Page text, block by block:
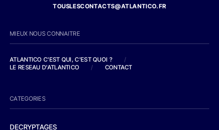
TOUSLESCONTACTS@ATLANTICO.FR
MIEUX NOUS CONNAITRE
ATLANTICO C'EST QUI, C'EST QUOI ?
/
LE RESEAU D'ATLANTICO
/ CONTACT
CATEGORIES
DECRYPTAGES